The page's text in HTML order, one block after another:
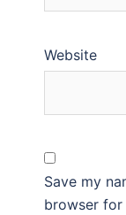
Website
Save my
browser for